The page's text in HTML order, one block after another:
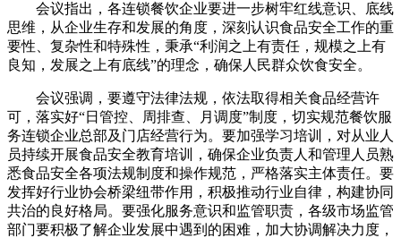
会议指出，各连锁餐饮企业要进一步树牢红线意识、底线
思维，从企业生存和发展的角度，深刻认识食品安全工作的重
要性、复杂性和特殊性，秉承“利润之上有责任，规模之上有
良知，发展之上有底线”的理念，确保人民群众饮食安全。
会议强调，要遵守法律法规，依法取得相关食品经营许
可，落实好“日管控、周排查、月调度”制度，切实规范餐饮服
务连锁企业总部及门店经营行为。要加强学习培训，对从业人
员持续开展食品安全教育培训，确保企业负责人和管理人员熟
悉食品安全各项法规制度和操作规范，严格落实主体责任。要
发挥好行业协会桥梁纽带作用，积极推动行业自律，构建协同
共治的良好格局。要强化服务意识和监管职责，各级市场监管
部门要积极了解企业发展中遇到的困难，加大协调解决力度，